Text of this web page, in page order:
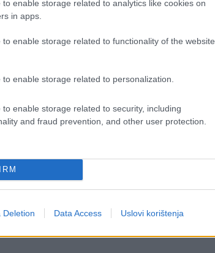
enable storage related to analytics like cookies on
in apps.
to enable storage related to functionality of the website
enable storage related to personalization.
enable storage related to security, including
and fraud prevention, and other user protection.
Deletion Data Access Uslovi korištenja